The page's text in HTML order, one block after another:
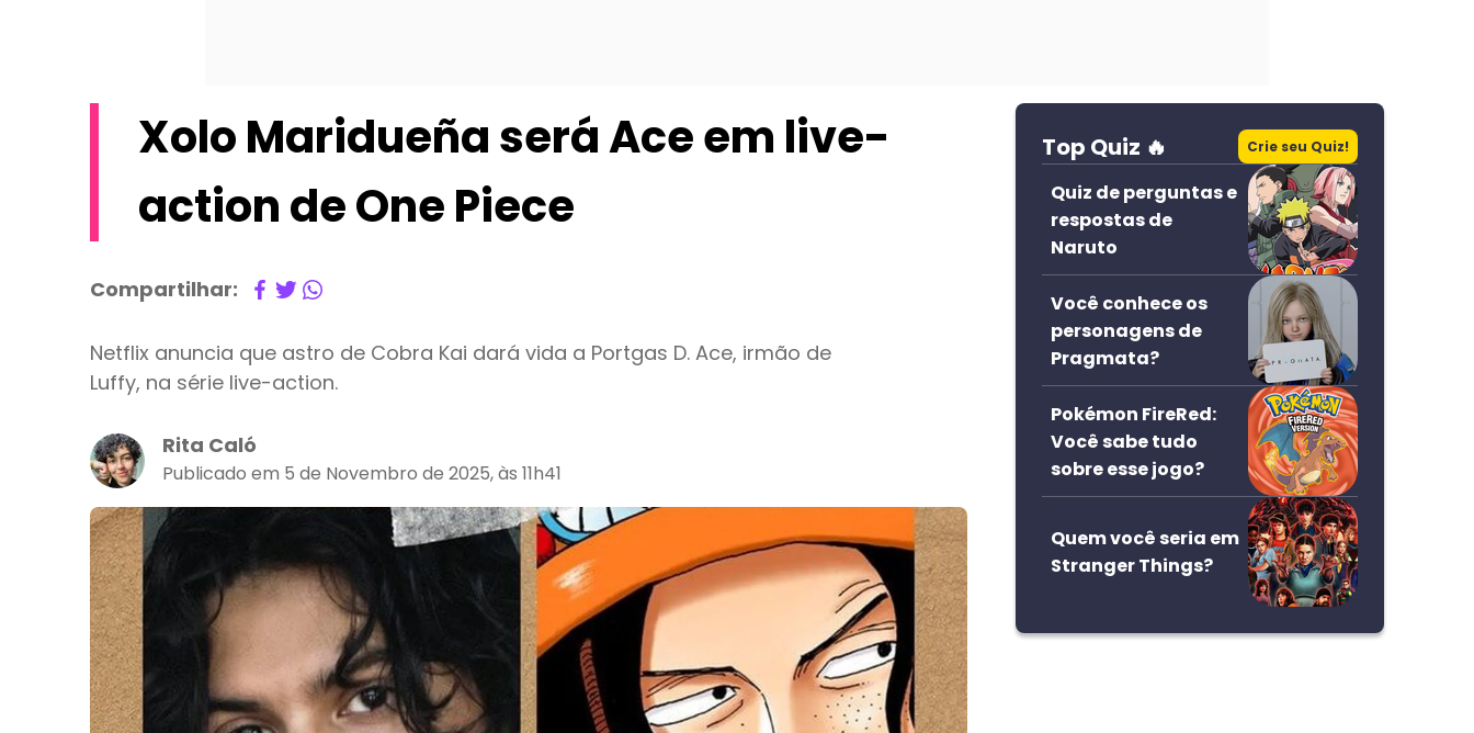
Xolo Maridueña será Ace em live-
action de One Piece
Compartilhar:
Netflix anuncia que astro de Cobra Kai dará vida a Portgas D. Ace, irmão de
Luffy, na série live-action.
Rita Caló
Publicado em 5 de Novembro de 2025, às 11h41
Top Quiz 🔥 Crie seu Quiz!
Quiz de perguntas e
respostas de
Naruto
Você conhece os
personagens de
Pragmata?
Pokémon FireRed:
Você sabe tudo
sobre esse jogo?
Quem você seria em
Stranger Things?